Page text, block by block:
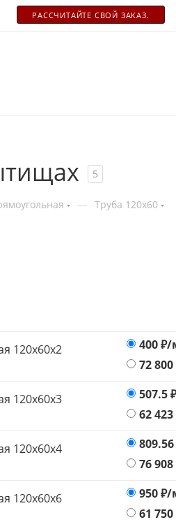
РАСCЧИТАЙТЕ СВОЙ ЗАКАЗ.
5
— Труба 120x60
120х60х2 400₽/
72 800
120х60х3 507.5
62 423
120х60х4 809.56
76 908
120х60х6 950₽/
61 750